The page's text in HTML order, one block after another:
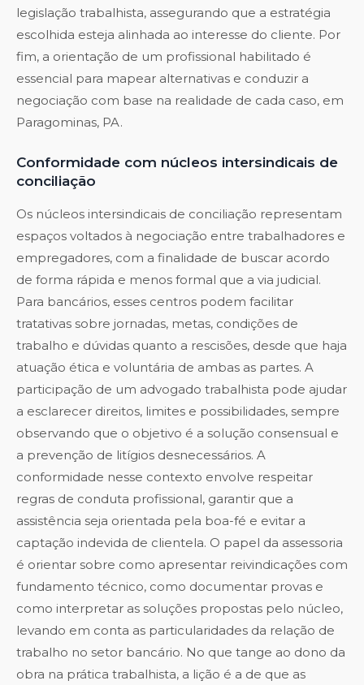
legislação trabalhista, assegurando que a estratégia
escolhida esteja alinhada ao interesse do cliente. Por
fim, a orientação de um profissional habilitado é
essencial para mapear alternativas e conduzir a
negociação com base na realidade de cada caso, em
Paragominas, PA.
Conformidade com núcleos intersindicais de
conciliação
Os núcleos intersindicais de conciliação representam
espaços voltados à negociação entre trabalhadores e
empregadores, com a finalidade de buscar acordo
de forma rápida e menos formal que a via judicial.
Para bancários, esses centros podem facilitar
tratativas sobre jornadas, metas, condições de
trabalho e dúvidas quanto a rescisões, desde que haja
atuação ética e voluntária de ambas as partes. A
participação de um advogado trabalhista pode ajudar
a esclarecer direitos, limites e possibilidades, sempre
observando que o objetivo é a solução consensual e
a prevenção de litígios desnecessários. A
conformidade nesse contexto envolve respeitar
regras de conduta profissional, garantir que a
assistência seja orientada pela boa-fé e evitar a
captação indevida de clientela. O papel da assessoria
é orientar sobre como apresentar reivindicações com
fundamento técnico, como documentar provas e
como interpretar as soluções propostas pelo núcleo,
levando em conta as particularidades da relação de
trabalho no setor bancário. No que tange ao dono da
obra na prática trabalhista, a lição é a de que as